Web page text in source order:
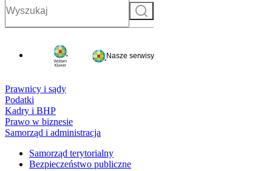
Szukaj
Nasze serwisy
Prawnicy i sądy
Podatki
Kadry i BHP
Prawo w biznesie
Samorząd i administracja
Samorząd terytorialny
Bezpieczeństwo publiczne